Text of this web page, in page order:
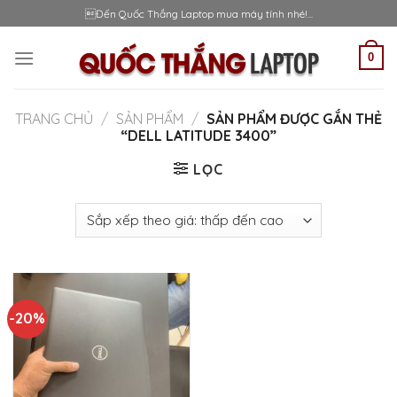
to
content
Đến Quốc Thắng Laptop mua máy tính nhé!...
0
TRANG CHỦ / SẢN PHẨM / SẢN PHẨM ĐƯỢC GẮN THẺ
“DELL LATITUDE 3400”
LỌC
-20%